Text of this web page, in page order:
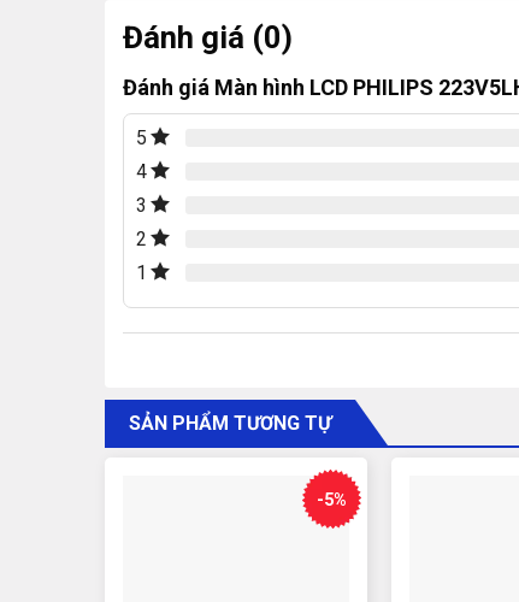
Đánh giá (0)
Đánh giá Màn hình LCD PHILIPS
5
4
3
2
1
SẢN PHẨM TƯƠNG TỰ
-5%